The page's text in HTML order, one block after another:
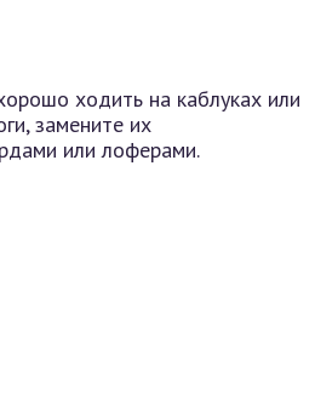
ходить на каблуках или
замените их
или лоферами.